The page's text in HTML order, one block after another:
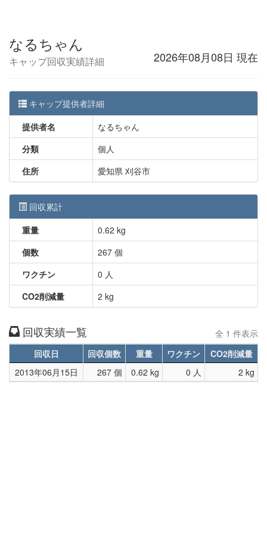
なるちゃん
キャップ回収実績詳細 2026年08月08日 現在
キャップ提供者詳細
提供者名
なるちゃん
分類
個人
住所
愛知県 刈谷市
回収累計
重量
0.62 kg
個数
267 個
ワクチン
0 人
CO2削減量
2 kg
回収実績一覧 全 1 件表示
回収日 回収個数 重量 ワクチン
CO2削減量
2013年06月15日
267 個 0.62 kg 0 人 2 kg